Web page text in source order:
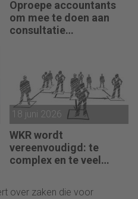
Oproepe accountants
om mee te doen aan
consultatie
18 juni 2026
WKR wordt
vereenvoudigd: te
complex en te veel
over zaken die voor